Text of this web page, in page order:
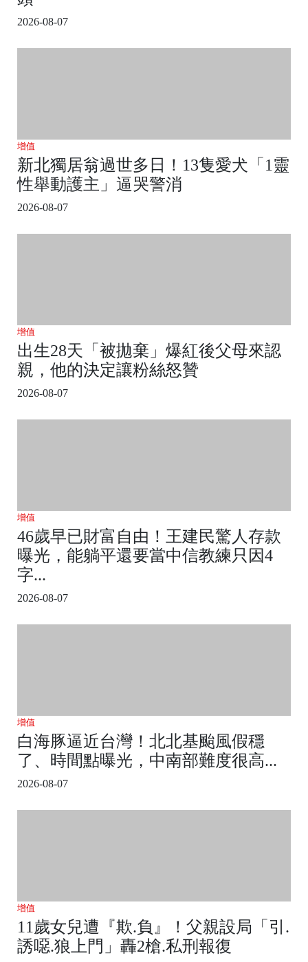
2026-08-07
增值
新北獨居翁過世多日！13隻愛犬「1靈
性舉動護主」逼哭警消
2026-08-07
增值
出生28天「被拋棄」爆紅後父母來認
親，他的決定讓粉絲怒贊
2026-08-07
增值
46歲早已財富自由！王建民驚人存款
曝光，能躺平還要當中信教練只因4
字...
2026-08-07
增值
白海豚逼近台灣！北北基颱風假穩
了、時間點曝光，中南部難度很高...
2026-08-07
增值
11歲女兒遭『欺.負』！父親設局「引.
誘噁.狼上門」轟2槍.私刑報復